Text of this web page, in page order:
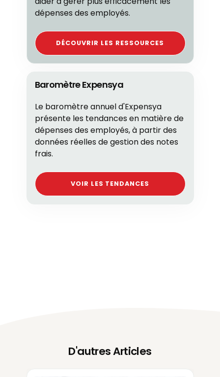
dépenses des employés.
DÉCOUVRIR LES RESSOURCES
Baromètre Expensya
Le baromètre annuel d'Expensya
présente les tendances en matière de
dépenses des employés, à partir des
données réelles de gestion des notes
frais.
VOIR LES TENDANCES
D'autres Articles